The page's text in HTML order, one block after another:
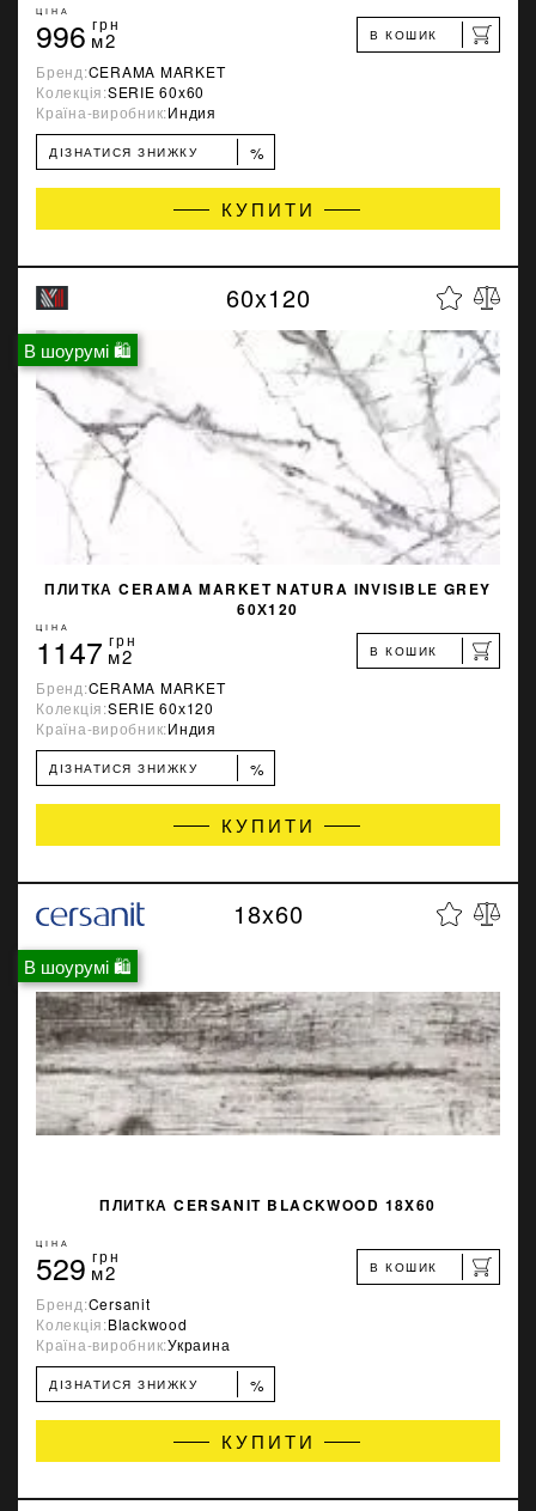
ЦІНА
996 грн
м2 В КОШИК
Бренд:CERAMA MARKET
Колекція:SERIE 60x60
Країна-виробник:Индия
ДІЗНАТИСЯ ЗНИЖКУ %
КУПИТИ
В шоурумі 🛍
60x120
ПЛИТКА CERAMA MARKET NATURA INVISIBLE GREY
60Х120
ЦІНА
1147 грн
м2 В КОШИК
Бренд:CERAMA MARKET
Колекція:SERIE 60х120
Країна-виробник:Индия
ДІЗНАТИСЯ ЗНИЖКУ %
КУПИТИ
В шоурумі 🛍
18x60
ПЛИТКА CERSANIT BLACKWOOD 18X60
ЦІНА
529 грн
м2 В КОШИК
Бренд:Cersanit
Колекція:Blackwood
Країна-виробник:Украина
ДІЗНАТИСЯ ЗНИЖКУ %
КУПИТИ